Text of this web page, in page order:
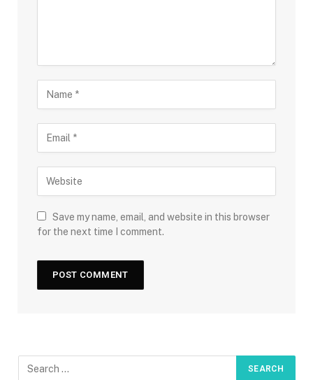
Save my name, email, and website in this browser
for the next time I comment.